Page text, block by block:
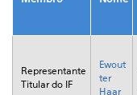
Representante
Titular do IF
Ewout
ter
Haar